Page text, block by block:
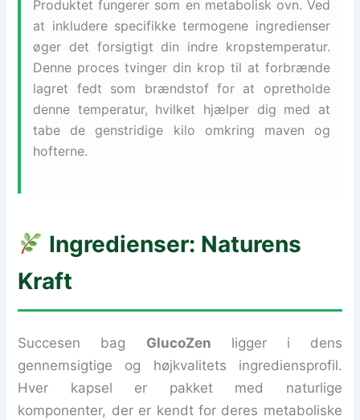
Produktet fungerer som en metabolisk ovn. Ved
at inkludere specifikke termogene ingredienser
øger det forsigtigt din indre kropstemperatur.
Denne proces tvinger din krop til at forbrænde
lagret fedt som brændstof for at opretholde
denne temperatur, hvilket hjælper dig med at
tabe de genstridige kilo omkring maven og
hofterne.
Ingredienser: Naturens
Kraft
Succesen bag GlucoZen ligger i dens
gennemsigtige og højkvalitets ingrediensprofil.
Hver kapsel er pakket med naturlige
komponenter, der er kendt for deres metaboliske